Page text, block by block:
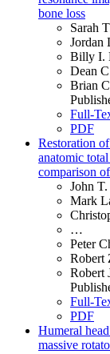
bone loss
Sarah
Jordan
Billy I.
Dean
Brian
Full-
PDF
Restoration
anatomic
comparison
John
Mark
…
Peter
Robert
Robert
Full-
PDF
Humeral
massive